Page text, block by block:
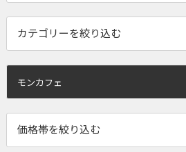
モンカフェ